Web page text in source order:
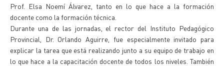
Prof. Elsa Noemí Álvarez, tanto en lo que hace a la formación
docente como la formación técnica.
Durante una de las jornadas, el rector del Instituto Pedagógico
Provincial, Dr. Orlando Aguirre, fue especialmente invitado para
explicar la tarea que está realizando junto a su equipo de trabajo en
lo que hace a la capacitación docente de todos los niveles. También